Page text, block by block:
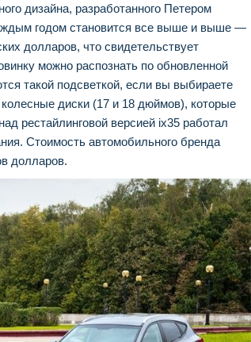
дизайна, разработанного Петером
годом становится все выше и выше —
долларов, что свидетельствует
можно распознать по обновленной
такой подсветкой, если вы выбираете
диски (17 и 18 дюймов), которые
рестайлинговой версией ix35 работал
Стоимость автомобильного бренда
долларов.